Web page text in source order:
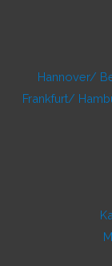
Hannover/
Frankfurt/